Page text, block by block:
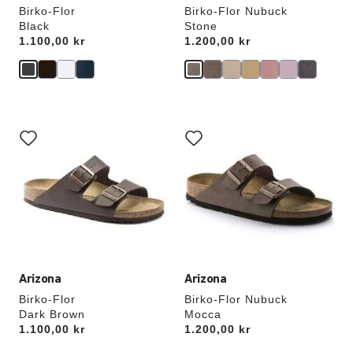
Birko-Flor
Black
Price:
1.100,00 kr
Birko-Flor Nubuck
Stone
Price:
1.200,00 kr
Arizona
Birko-Flor
Dark Brown
Price:
1.100,00 kr
med
swatch-
oppdatere
produktbildet
Arizona
Birko-Flor Nubuck
Mocca
Price:
1.200,00 kr
med
swatch-
vil
oppdatere
produktbildet